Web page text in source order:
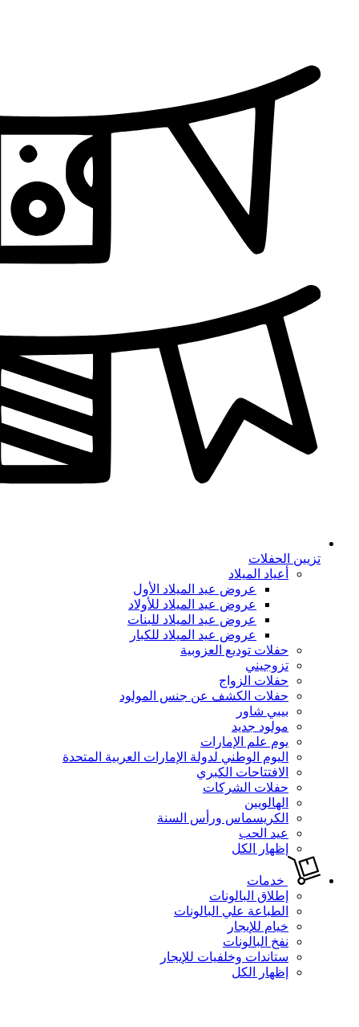
تزيين الحفلات
أعياد الميلاد
عروض عيد الميلاد الأول
عروض عيد الميلاد للأولاد
عروض عيد الميلاد للبنات
عروض عيد الميلاد للكبار
حفلات توديع العزوبية
تزوجيني
حفلات الزواج
حفلات الكشف عن جنس المولود
بيبي شاور
مولود جديد
يوم علم الإمارات
اليوم الوطني لدولة الإمارات العربية المتحدة
الافتتاحات الكبري
حفلات الشركات
الهالويين
الكريسماس ورأس السنة
عيد الحب
إظهار الكل
خدمات
إطلاق البالونات
الطباعة علي البالونات
خيام للإيجار
نفخ البالونات
ستاندات وخلفيات للإيجار
إظهار الكل